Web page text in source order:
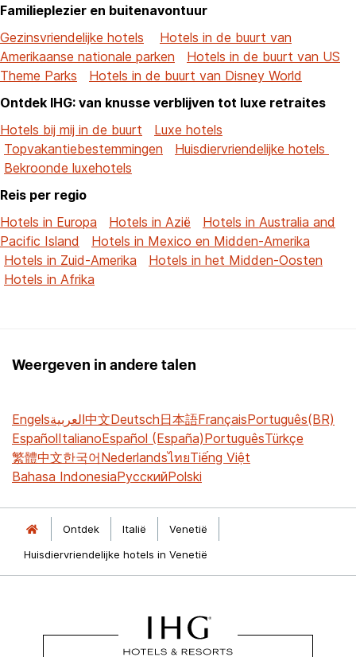
Familieplezier en buitenavontuur
Gezinsvriendelijke hotels
Hotels in de buurt van
Amerikaanse nationale parken
Hotels in de buurt van US
Theme Parks
Hotels in de buurt van Disney World
Ontdek IHG: van knusse verblijven tot luxe retraites
Hotels bij mij in de buurt
Luxe hotels
Topvakantiebestemmingen
Huisdiervriendelijke hotels
Bekroonde luxehotels
Reis per regio
Hotels in Europa
Hotels in Azië
Hotels in Australia and
Pacific Island
Hotels in Mexico en Midden-Amerika
Hotels in Zuid-Amerika
Hotels in het Midden-Oosten
Hotels in Afrika
Weergeven in andere talen
Engelsالعربية中文Deutsch日本語FrançaisPortuguês(BR)
EspañolItalianoEspañol (España)PortuguêsTürkçe
繁體中文한국어NederlandsไทยTiếng Việt
Bahasa IndonesiaРусскийPolski
Ontdek Italië
Venetië
Huisdiervriendelijke hotels in Venetië